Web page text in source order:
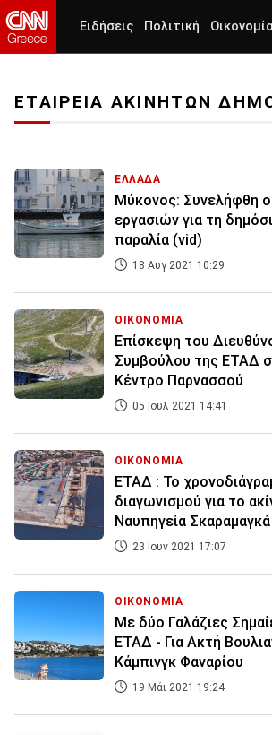
Ειδήσεις Πολιτική
ΕΤΑΙΡΕΙΑ ΑΚΙΝΗΤΩΝ
ΕΛΛΑΔΑ
Μύκονος: Συνελήφθη
εργασιών για τη
παραλία (vid)
18 Αυγ 2021 10:29
ΟΙΚΟΝΟΜΙΑ
Επίσκεψη του
Συμβούλου της ΕΤΑΔ
Κέντρο Παρνασσού
05 Ιουλ 2021 14:41
ΟΙΚΟΝΟΜΙΑ
ΕΤΑΔ : Το
διαγωνισμού για το
Ναυπηγεία Σκαραμαγκά
23 Ιουν 2021 17:07
ΟΙΚΟΝΟΜΙΑ
Με δύο Γαλάζιες
ΕΤΑΔ - Για Ακτή
Κάμπινγκ Φαναρίου
19 Μάι 2021 19:24